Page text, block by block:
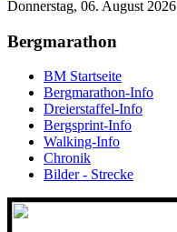
Donnerstag, 06. August 2026
Bergmarathon
BM Startseite
Bergmarathon-Info
Dreierstaffel-Info
Bergsprint-Info
Walking-Info
Chronik
Bilder - Strecke